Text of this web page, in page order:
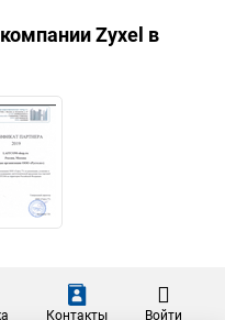
Zyxel в
Контакты Войти